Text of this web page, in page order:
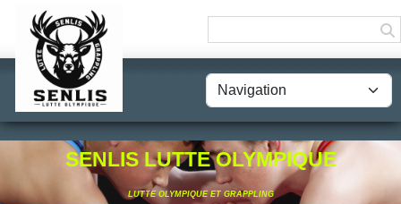
SENLIS LUTTE OLYMPIQUE
LUTTE OLYMPIQUE ET GRAPPLING
Panneau de gestion des cookies